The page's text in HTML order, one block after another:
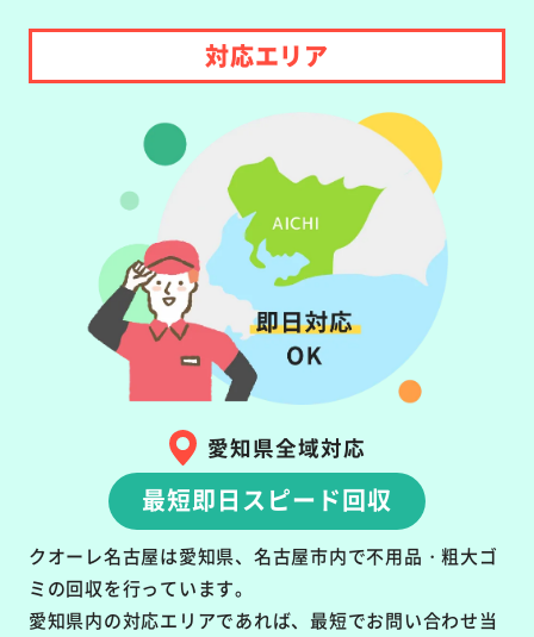
対応エリア
愛知県全域対応
最短即日スピード回収
クオーレ名古屋は愛知県、名古屋市内で不用品・粗大ゴ
ミの回収を行っています。
愛知県内の対応エリアであれば、最短でお問い合わせ当